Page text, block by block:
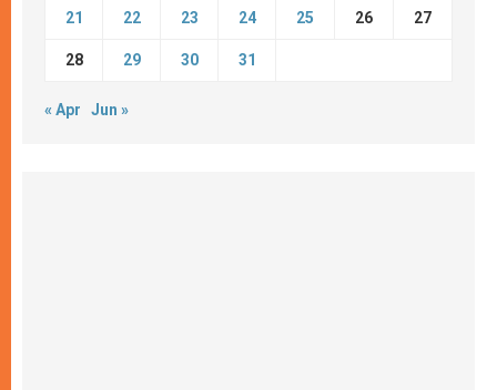
21 22 23 24 25 26 27
28 29 30 31
« Apr Jun »